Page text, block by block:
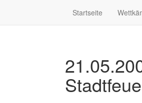
Startseite